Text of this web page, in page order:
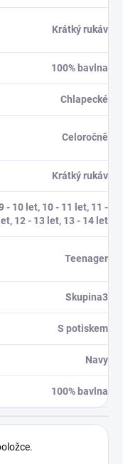
Krátký rukáv
100% bavlna
Chlapecké
Celoročně
Krátký rukáv
- 10 let, 10 - 11 let, 11 -
12 - 13 let, 13 - 14 let
Teenager
Skupina3
S potiskem
Navy
100% bavlna